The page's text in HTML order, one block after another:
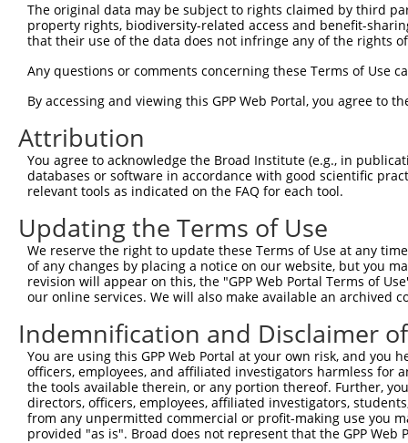
The original data may be subject to rights claimed by third
property rights, biodiversity-related access and benefit-
that their use of the data does not infringe any of the rights
Any questions or comments concerning these Terms of Use
By accessing and viewing this GPP Web Portal, you agree to
Attribution
You agree to acknowledge the Broad Institute (e.g., in
databases or software in accordance with good scientific
relevant tools as indicated on the FAQ for each tool.
Updating the Terms of Use
We reserve the right to update these Terms of Use at any
of any changes by placing a notice on our website, but you
revision will appear on this, the "GPP Web Portal Terms of
our online services. We will also make available an archived
Indemnification and Disclaimer
You are using this GPP Web Portal at your own risk, and
officers, employees, and affiliated investigators harmless for
the tools available therein, or any portion thereof. Further,
directors, officers, employees, affiliated investigators,
from any unpermitted commercial or profit-making use you
provided "as is". Broad does not represent that the GPP